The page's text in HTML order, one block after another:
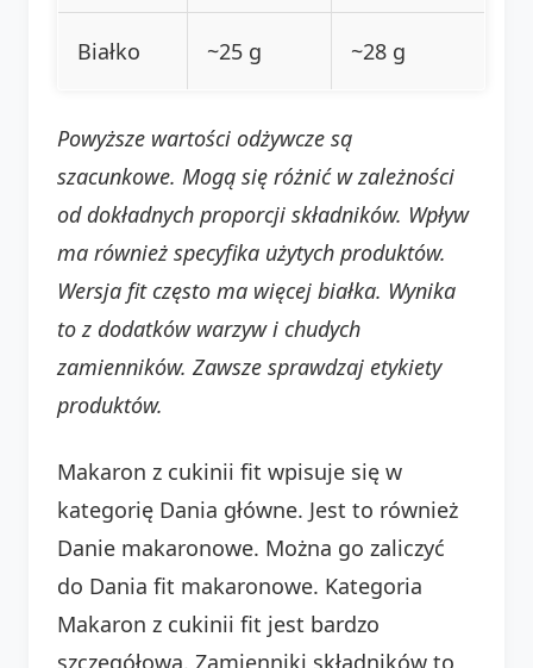
Białko ~25 g ~28 g
Powyższe wartości odżywcze są
szacunkowe. Mogą się różnić w zależności
od dokładnych proporcji składników. Wpływ
ma również specyfika użytych produktów.
Wersja fit często ma więcej białka. Wynika
to z dodatków warzyw i chudych
zamienników. Zawsze sprawdzaj etykiety
produktów.
Makaron z cukinii fit wpisuje się w
kategorię Dania główne. Jest to również
Danie makaronowe. Można go zaliczyć
do Dania fit makaronowe. Kategoria
Makaron z cukinii fit jest bardzo
szczegółowa. Zamienniki składników to